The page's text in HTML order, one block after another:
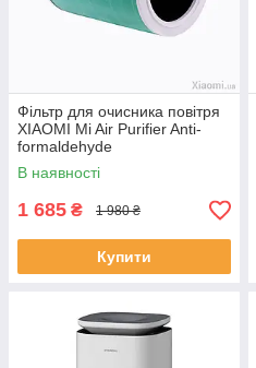
Фільтр для очисника повітря
XIAOMI Mi Air Purifier Anti-
formaldehyde
В наявності
1 685 ₴ 1 980 ₴
Купити